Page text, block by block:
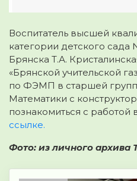
Воспитатель высшей
категории детского
Брянска Т.А.
«Брянской учительской
по ФЭМП в старшей
Математики с
познакомиться с работой
ссылке.
Фото: из личного архива